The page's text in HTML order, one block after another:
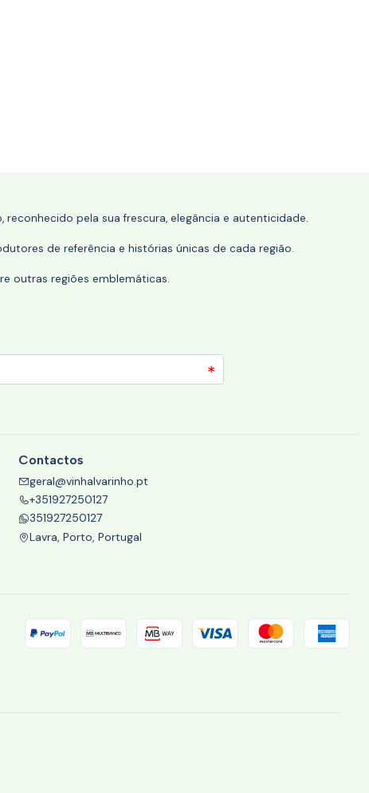
pela sua frescura, elegância e autenticidade.
de referência e histórias únicas de cada região.
outras regiões emblemáticas.
Contactos
geral@vinhalvarinho.pt
+351927250127
351927250127
Lavra, Porto, Portugal